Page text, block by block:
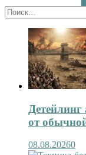
Найти:
от
08.08.20260